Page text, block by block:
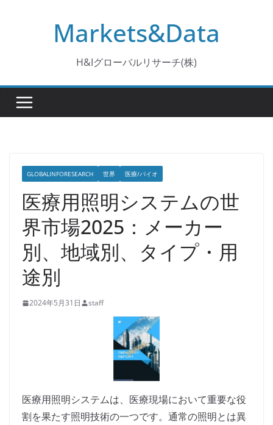
Markets&Data
H&Iグローバルリサーチ(株)
GLOBALINFORESEARCH 世界 医療/バイオ
医療用照明システムの世
界市場2025：メーカー
別、地域別、タイプ・用
途別
2024年5月31日 staff
医療用照明システムは、医療現場において重要な役
割を果たす照明技術の一つです。通常の照明とは異